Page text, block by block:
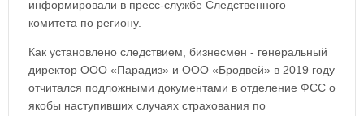
информировали в пресс-службе Следственного
комитета по региону.
Как установлено следствием, бизнесмен - генеральный
директор ООО «Парадиз» и ООО «Бродвей» в 2019 году
отчитался подложными документами в отделение ФСС о
якобы наступивших случаях страхования по